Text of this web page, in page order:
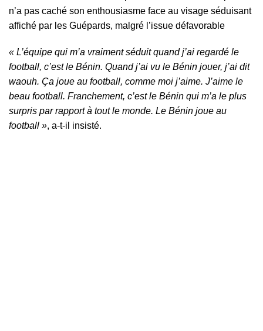
n’a pas caché son enthousiasme face au visage séduisant
affiché par les Guépards, malgré l’issue défavorable
« L’équipe qui m’a vraiment séduit quand j’ai regardé le
football, c’est le Bénin. Quand j’ai vu le Bénin jouer, j’ai dit
waouh. Ça joue au football, comme moi j’aime. J’aime le
beau football. Franchement, c’est le Bénin qui m’a le plus
surpris par rapport à tout le monde. Le Bénin joue au
football », a-t-il insisté.